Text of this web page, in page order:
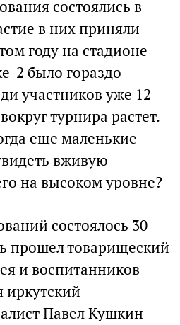
состоялись в
в них приняли
году на стадионе
2 было гораздо
участников уже 12
турнира растет.
еще маленькие
вживую
на высоком уровне?
состоялось 30
прошел товарищеский
и воспитанников
иркутский
Павел Кушкин